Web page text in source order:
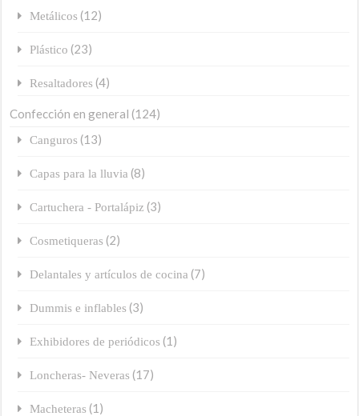
Metálicos (12)
Plástico (23)
Resaltadores (4)
Confección en general (124)
Canguros (13)
Capas para la lluvia (8)
Cartuchera - Portalápiz (3)
Cosmetiqueras (2)
Delantales y artículos de cocina (7)
Dummis e inflables (3)
Exhibidores de periódicos (1)
Loncheras- Neveras (17)
Macheteras (1)